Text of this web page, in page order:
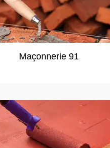
Maçonnerie 91